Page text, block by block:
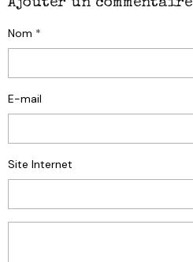
Ajouter un commentaire
Nom
E-mail
Site Internet